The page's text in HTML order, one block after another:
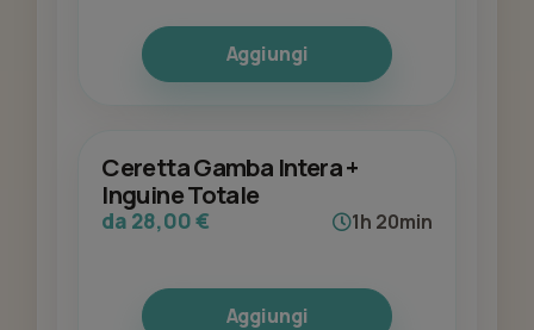
Aggiungi
Ceretta Gamba Intera +
Inguine Totale
da 28,00 € 1h 20min
Aggiungi